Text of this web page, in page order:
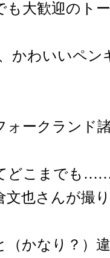
も大歓迎のト
かわいいペン
ークランド
どこまでも
文也さんが撮
（かなり？）